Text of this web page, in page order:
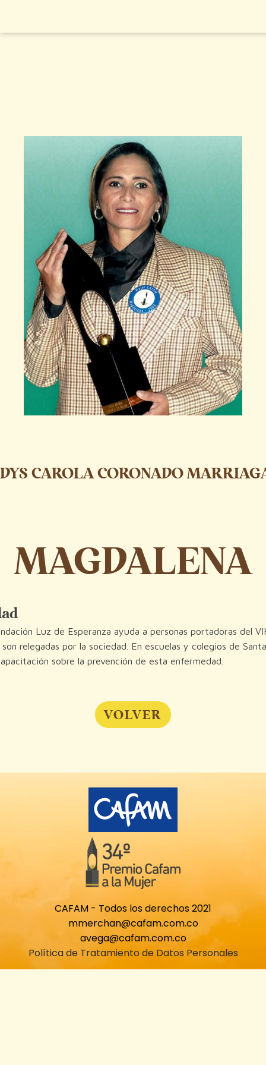
CAROLA CORONADO
MAGDALENA
Luz de Esperanza ayuda a personas portadoras del
relegadas por la sociedad. En escuelas y colegios de
sobre la prevención de esta enfermedad.
VOLVER
CAFAM - Todos los derechos 2021
mmerchan@cafam.com.co
avega@cafam.com.co
Política de Tratamiento de Datos Personales